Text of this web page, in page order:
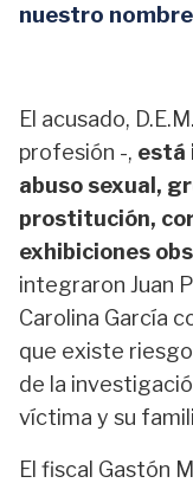
nuestro
El acusado,
profesión -, está
abuso sexual,
prostitución,
exhibiciones
integraron Juan
Carolina García
que existe
de la
víctima y su
El fiscal Gastón